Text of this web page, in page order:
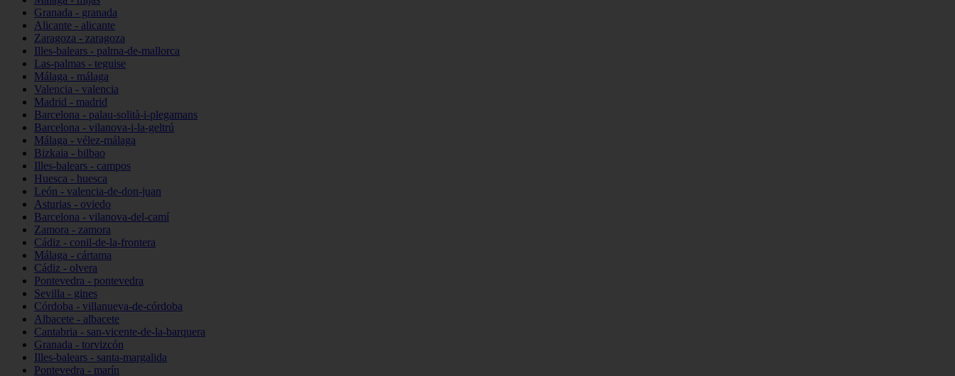
Granada - granada
Alicante - alicante
Zaragoza - zaragoza
Illes-balears - palma-de-mallorca
Las-palmas - teguise
Málaga - málaga
Valencia - valencia
Madrid - madrid
Barcelona - palau-solità-i-plegamans
Barcelona - vilanova-i-la-geltrú
Málaga - vélez-málaga
Bizkaia - bilbao
Illes-balears - campos
Huesca - huesca
León - valencia-de-don-juan
Asturias - oviedo
Barcelona - vilanova-del-camí
Zamora - zamora
Cádiz - conil-de-la-frontera
Málaga - cártama
Cádiz - olvera
Pontevedra - pontevedra
Sevilla - gines
Córdoba - villanueva-de-córdoba
Albacete - albacete
Cantabria - san-vicente-de-la-barquera
Granada - torvizcón
Illes-balears - santa-margalida
Pontevedra - marín